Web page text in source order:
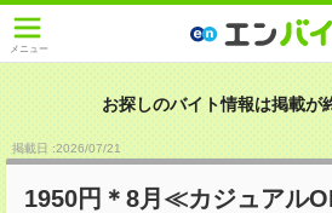
メニュー
お探しのバイト情報は掲載が
掲載日 :2026/07/21
1950円＊8月≪カジュアル